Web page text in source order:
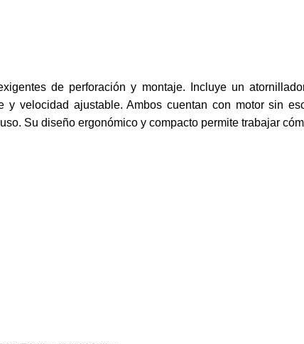
de perforación y montaje. Incluye un
velocidad ajustable. Ambos cuentan con motor sin
Su diseño ergonómico y compacto permite trabajar